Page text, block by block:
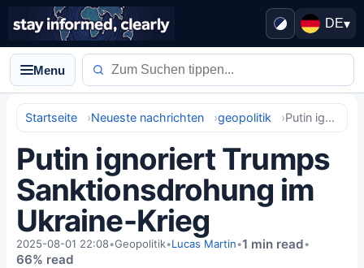
DE▾
Menu
Startseite Neueste nachrichten geopolitik Putin ignoriert Trumps Sanktionsdrohung im Ukraine-Krieg
Putin ignoriert Trumps
Sanktionsdrohung im
Ukraine-Krieg
2025-08-01 22:08•Geopolitik•Lucas Martin•1 min read•
66% read